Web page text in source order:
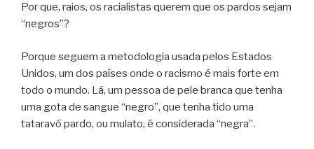
Por que, raios, os racialistas querem que os pardos sejam
“negros”?
Porque seguem a metodologia usada pelos Estados
Unidos, um dos países onde o racismo é mais forte em
todo o mundo. Lá, um pessoa de pele branca que tenha
uma gota de sangue “negro”, que tenha tido uma
tataravó pardo, ou mulato, é considerada “negra”.